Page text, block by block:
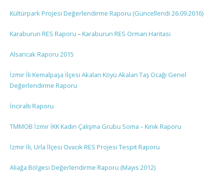
Kültürpark Projesi Değerlendirme Raporu (Güncellendi 26.09.2016)
Karaburun RES Raporu – Karaburun RES Orman Haritası
Alsancak Raporu 2015
İzmir İli Kemalpaşa İlçesi Akalan Köyü Akalan Taş Ocağı Genel
Değerlendirme Raporu
İnciraltı Raporu
TMMOB İzmir İKK Kadın Çalışma Grubu Soma – Kınık Raporu
İzmir İli, Urla İlçesi Ovacık RES Projesi Tespit Raporu
Aliağa Bölgesi Değerlendirme Raporu (Mayıs 2012)